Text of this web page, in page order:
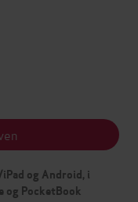
og Android, i
og PocketBook